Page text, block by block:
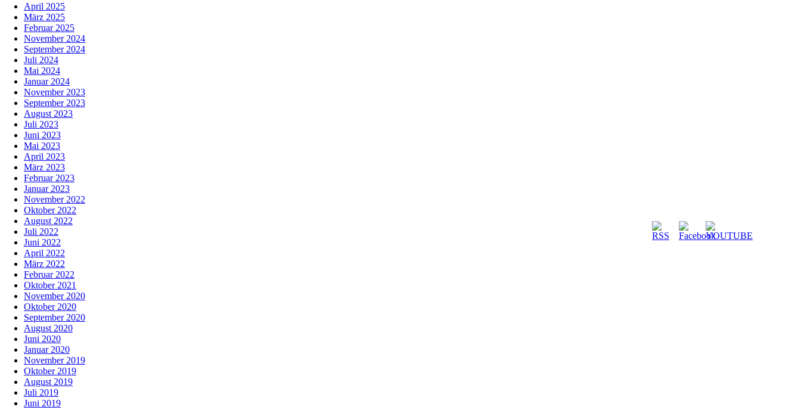
April 2025
März 2025
Februar 2025
November 2024
September 2024
Juli 2024
Mai 2024
Januar 2024
November 2023
September 2023
August 2023
Juli 2023
Juni 2023
Mai 2023
April 2023
März 2023
Februar 2023
Januar 2023
November 2022
Oktober 2022
August 2022
Juli 2022
Juni 2022
April 2022
März 2022
Februar 2022
Oktober 2021
November 2020
Oktober 2020
September 2020
August 2020
Juni 2020
Januar 2020
November 2019
Oktober 2019
August 2019
Juli 2019
Juni 2019